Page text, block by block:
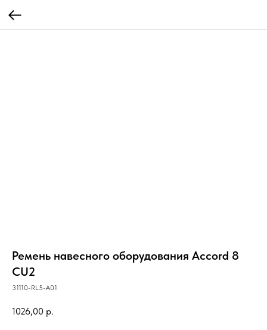
Ремень навесного оборудования Accord 8
CU2
31110-RL5-A01
1026,00 р.